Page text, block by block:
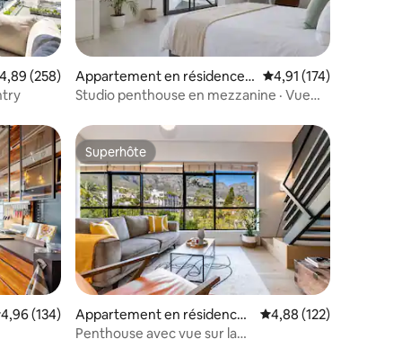
: 4,96 sur 5
moyenne sur la base de 258 commentaires : 4,89 sur 5
4,89 (258)
Appartement en résidence ⋅
Le Cap
Évaluation moyenne
4,91 (174)
Studio penthouse en mezzanine · Vue
: 4,87 sur 5
appréciés
moyenne sur la base de 134 commentaires : 4,96 sur 5
4,96 (134)
Superhôte
Superhôte
Appartement en résidence ⋅
Le Cap
Évaluation moyenne
4,88 (122)
Penthouse avec vue sur la